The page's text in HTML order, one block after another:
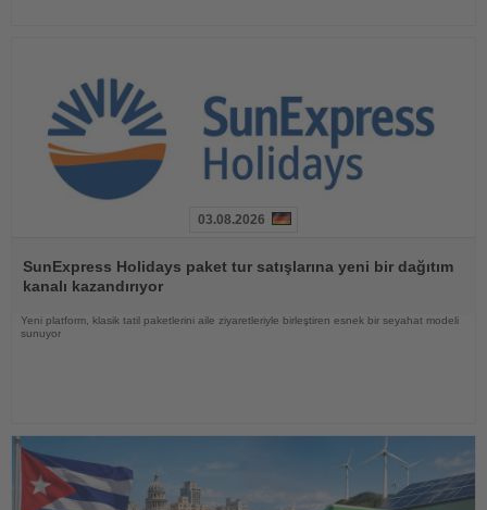
Oku
03.08.2026
SunExpress Holidays paket tur satışlarına yeni bir dağıtım
kanalı kazandırıyor
Yeni platform, klasik tatil paketlerini aile ziyaretleriyle birleştiren esnek bir seyahat modeli
sunuyor